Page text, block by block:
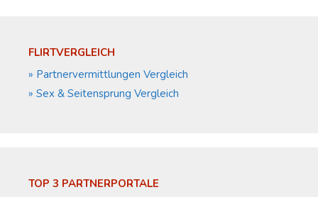
FLIRTVERGLEICH
» Partnervermittlungen Vergleich
» Sex & Seitensprung Vergleich
TOP 3 PARTNERPORTALE